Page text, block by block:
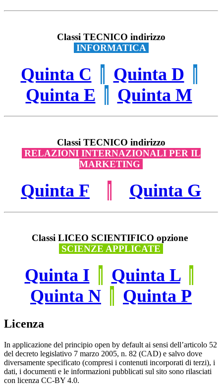
Classi TECNICO indirizzo
INFORMATICA
Quinta C | Quinta D |
Quinta E | Quinta M
Classi TECNICO indirizzo
RELAZIONI INTERNAZIONALI PER IL
MARKETING
Quinta F | Quinta G
Classi LICEO SCIENTIFICO opzione
SCIENZE APPLICATE
Quinta I | Quinta L |
Quinta N | Quinta P
Licenza
In applicazione del principio open by default ai sensi dell’articolo 52
del decreto legislativo 7 marzo 2005, n. 82 (CAD) e salvo dove
diversamente specificato (compresi i contenuti incorporati di terzi), i
dati, i documenti e le informazioni pubblicati sul sito sono rilasciati
con licenza CC-BY 4.0.